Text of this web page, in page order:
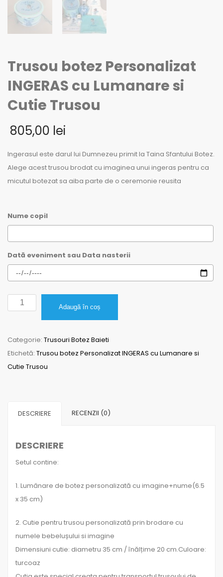
Trusou botez Personalizat
INGERAS cu Lumanare si
Cutie Trusou
805,00 lei
Ingerasul este darul lui Dumnezeu primit la Taina Sfantului Botez.
Alege acest trusou brodat cu imaginea unui ingeras pentru ca
micutul botezat sa aiba parte de o ceremonie reusita
Nume copil
Dată eveniment sau Data nasterii
Cantitate
Trusou
Personalizat
INGERAS
cu
Adaugă în coș
Categorie: Trusouri Botez Baieti
Etichetă: Trusou botez Personalizat INGERAS cu Lumanare si
Cutie Trusou
DESCRIERE RECENZII (0)
DESCRIERE
Setul contine:
1. Lumânare de botez personalizată cu imagine+nume(6.5
x 35 cm)
2. Cutie pentru trusou personalizată prin brodare cu
numele bebelușului si imagine
Dimensiuni cutie: diametru 35 cm / înălțime 20 cm.Culoare:
turcoaz